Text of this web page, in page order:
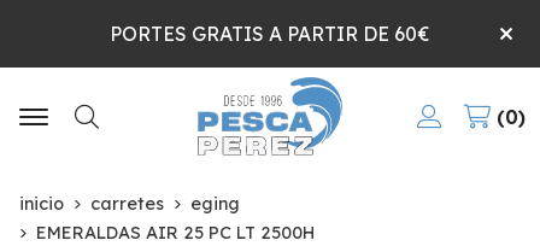
PORTES GRATIS A PARTIR DE 60€
Buscar
0
inicio carretes
eging
EMERALDAS AIR 25 PC LT 2500H